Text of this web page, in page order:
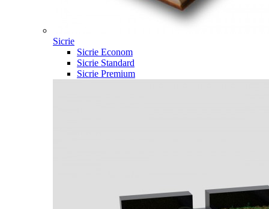
Sicrie
Sicrie Econom
Sicrie Standard
Sicrie Premium